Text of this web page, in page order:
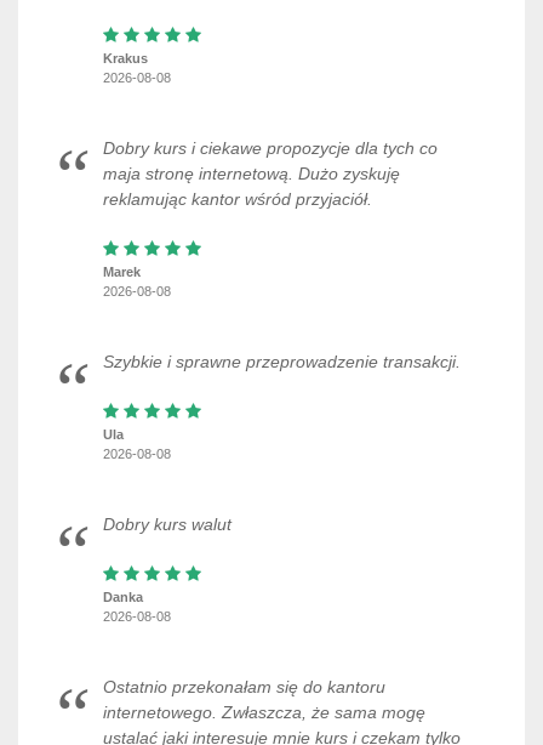
Krakus
2026-08-08
Dobry kurs i ciekawe propozycje dla tych co
maja stronę internetową. Dużo zyskuję
reklamując kantor wśród przyjaciół.
Marek
2026-08-08
Szybkie i sprawne przeprowadzenie transakcji.
Ula
2026-08-08
Dobry kurs walut
Danka
2026-08-08
Ostatnio przekonałam się do kantoru
internetowego. Zwłaszcza, że sama mogę
ustalać jaki interesuje mnie kurs i czekam tylko